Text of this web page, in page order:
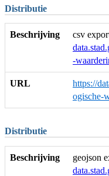
Distributie
Beschrijving
csv
-
URL
https://
ogische-
Distributie
Beschrijving
geojson